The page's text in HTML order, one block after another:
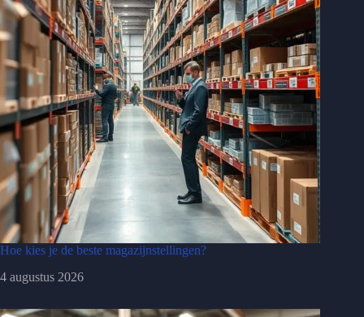
Hoe kies je de beste magazijnstellingen?
4 augustus 2026